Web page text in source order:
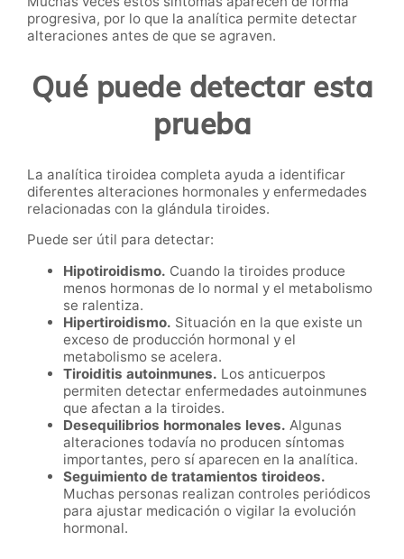
progresiva, por lo que la analítica permite detectar
alteraciones antes de que se agraven.
Qué puede detectar esta
prueba
La analítica tiroidea completa ayuda a identificar
diferentes alteraciones hormonales y enfermedades
relacionadas con la glándula tiroides.
Puede ser útil para detectar:
Hipotiroidismo. Cuando la tiroides produce
menos hormonas de lo normal y el metabolismo
se ralentiza.
Hipertiroidismo. Situación en la que existe un
exceso de producción hormonal y el
metabolismo se acelera.
Tiroiditis autoinmunes. Los anticuerpos
permiten detectar enfermedades autoinmunes
que afectan a la tiroides.
Desequilibrios hormonales leves. Algunas
alteraciones todavía no producen síntomas
importantes, pero sí aparecen en la analítica.
Seguimiento de tratamientos tiroideos.
Muchas personas realizan controles periódicos
para ajustar medicación o vigilar la evolución
hormonal.